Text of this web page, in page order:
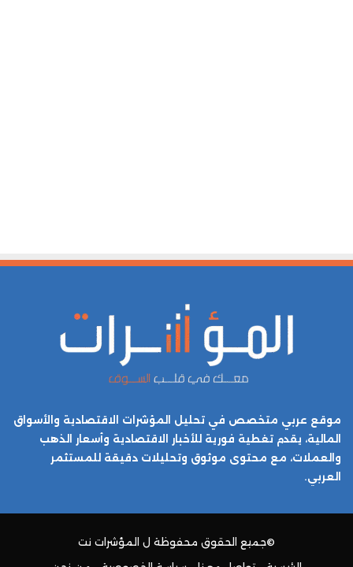
موقع عربي متخصص في تحليل المؤشرات الاقتصادية والأسواق
المالية، يقدم تغطية فورية للأخبار الاقتصادية وأسعار الذهب
والعملات، مع محتوى موثوق وتحليلات دقيقة للمستثمر
العربي.
©جميع الحقوق محفوظة ل المؤشرات نت